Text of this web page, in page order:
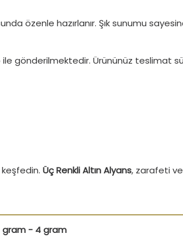
özenle hazırlanır. Şık sunumu
ile gönderilmektedir. Ürününüz teslimat
keşfedin. Üç Renkli Altın Alyans, zarafeti
gram - 4 gram